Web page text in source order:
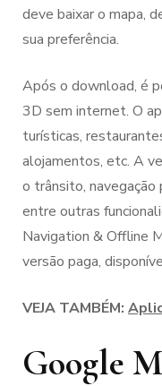
deve baixar o mapa,
sua preferência.
Após o download, é
3D sem internet. O
turísticas,
alojamentos, etc. A
o trânsito,
entre outras
Navigation & Offline
versão paga,
VEJA TAMBÉM:
Google